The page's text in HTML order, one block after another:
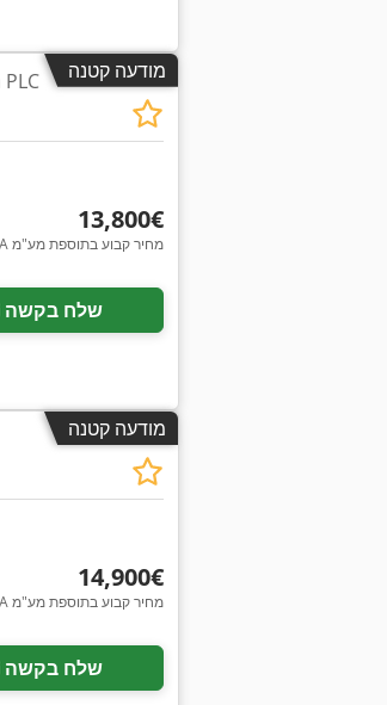
מודעה קטנה מסנן עלים בלחץ מנירוסטה – אוטומטי עם PLC
‏13,800 ‏€
FCA מחיר קבוע בתוספת מע"מ
שלח בקשה
מודעה קטנה
‏14,900 ‏€
FCA מחיר קבוע בתוספת מע"מ
שלח בקשה